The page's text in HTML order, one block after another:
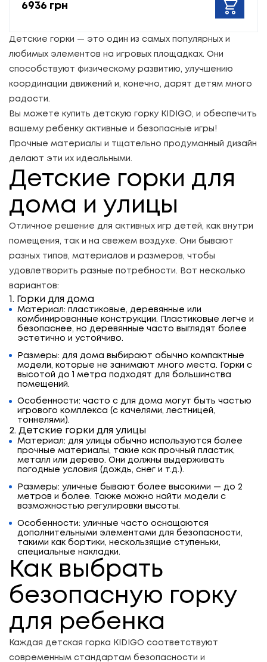
6936 грн
Детские горки — это один из самых популярных и
любимых элементов на игровых площадках. Они
способствуют физическому развитию, улучшению
координации движений и, конечно, дарят детям много
радости.
Вы можете купить детскую горку KIDIGO, и обеспечить
вашему ребенку активные и безопасные игры!
Прочные материалы и тщательно продуманный дизайн
делают эти их идеальными.
Детские горки для
дома и улицы
Отличное решение для активных игр детей, как внутри
помещения, так и на свежем воздухе. Они бывают
разных типов, материалов и размеров, чтобы
удовлетворить разные потребности. Вот несколько
вариантов:
1. Горки для дома
Материал: пластиковые, деревянные или
комбинированные конструкции. Пластиковые легче и
безопаснее, но деревянные часто выглядят более
эстетично и устойчиво.
Размеры: для дома выбирают обычно компактные
модели, которые не занимают много места. Горки с
высотой до 1 метра подходят для большинства
помещений.
Особенности: часто с для дома могут быть частью
игрового комплекса (с качелями, лестницей,
тоннелями).
2. Детские горки для улицы
Материал: для улицы обычно используются более
прочные материалы, такие как прочный пластик,
металл или дерево. Они должны выдерживать
погодные условия (дождь, снег и т.д.).
Размеры: уличные бывают более высокими — до 2
метров и более. Также можно найти модели с
возможностью регулировки высоты.
Особенности: уличные часто оснащаются
дополнительными элементами для безопасности,
такими как бортики, нескользящие ступеньки,
специальные накладки.
Как выбрать
безопасную горку
для ребенка
Каждая детская горка KIDIGO соответствуют
современным стандартам безопасности и